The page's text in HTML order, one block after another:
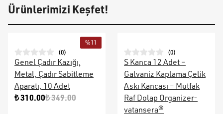
Ürünlerimizi Keşfet!
%11
(0)
Genel Çadır Kazığı,
Metal, Çadır Sabitleme
Aparatı, 10 Adet
₺ 310.00₺ 349.00
(0)
S Kanca 12 Adet –
Galvaniz Kaplama Çelik
Askı Kancası – Mutfak
Raf Dolap Organizer-
vatansera®